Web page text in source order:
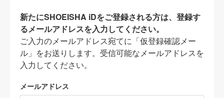
新たにSHOEISHA iDをご登録される方は、登録す
るメールアドレスを入力してください。
ご入力のメールアドレス宛てに「仮登録確認メー
ル」をお送りします。受信可能なメールアドレスを
入力してください。
メールアドレス